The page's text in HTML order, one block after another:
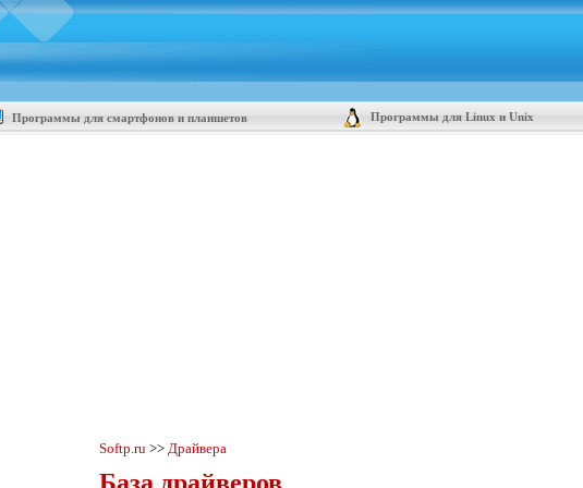
Программы для смартфонов и планшетов Программы для Linux и Unix
Softp.ru >> Драйвера